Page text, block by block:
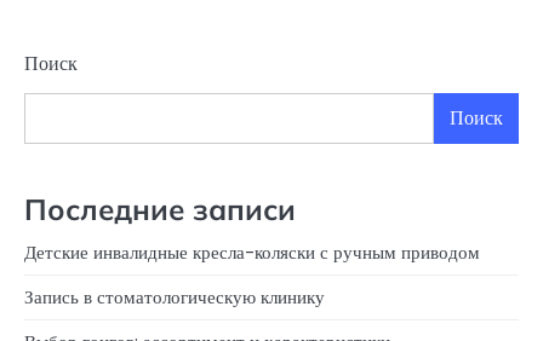
Поиск
Поиск
Последние записи
Детские инвалидные кресла-коляски с ручным приводом
Запись в стоматологическую клинику